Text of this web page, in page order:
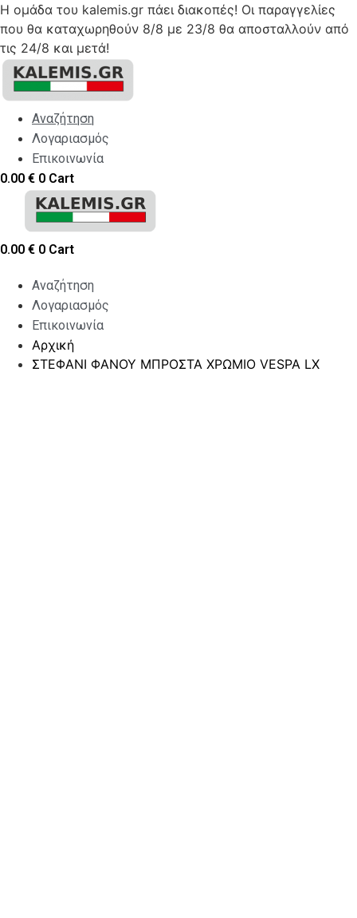
Η ομάδα του kalemis.gr πάει διακοπές! Οι παραγγελίες
που θα καταχωρηθούν 8/8 με 23/8 θα αποσταλλούν από
τις 24/8 και μετά!
Skip
content
Αναζήτηση
Λογαριασμός
Επικοινωνία
0.00 € 0 Cart
0.00 € 0 Cart
Αναζήτηση
Λογαριασμός
Επικοινωνία
Αρχική
ΣΤΕΦΑΝΙ ΦΑΝΟΥ ΜΠΡΟΣΤΑ ΧΡΩΜΙΟ VESPA LX